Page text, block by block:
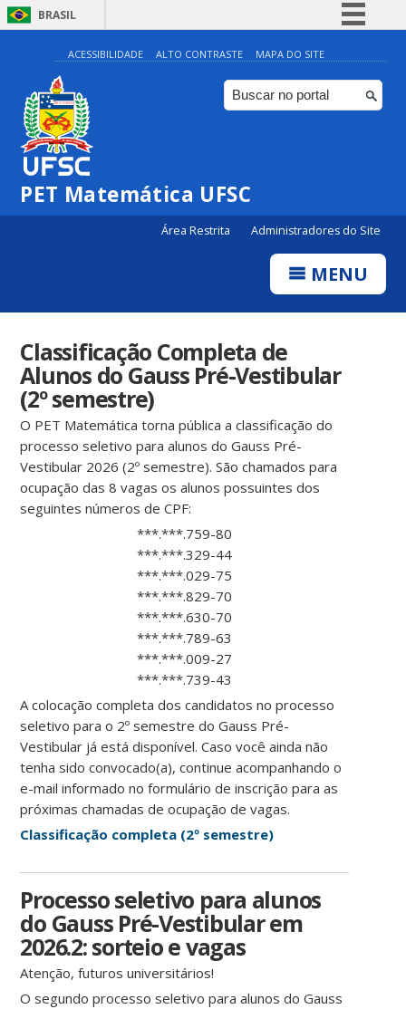
BRASIL
Simplifique!
Comunica BR
Participe
ACESSIBILIDADE ALTO CONTRASTE MAPA DO SITE
PET Matemática UFSC
Área Restrita Administradores do Site
MENU
Classificação Completa de
Alunos do Gauss Pré-Vestibular
(2º semestre)
O PET Matemática torna pública a classificação do
processo seletivo para alunos do Gauss Pré-
Vestibular 2026 (2º semestre). São chamados para
ocupação das 8 vagas os alunos possuintes dos
seguintes números de CPF:
***.***.759-80
***.***.329-44
***.***.029-75
***.***.829-70
***.***.630-70
***.***.789-63
***.***.009-27
***.***.739-43
A colocação completa dos candidatos no processo
seletivo para o 2º semestre do Gauss Pré-
Vestibular já está disponível. Caso você ainda não
tenha sido convocado(a), continue acompanhando o
e-mail informado no formulário de inscrição para as
próximas chamadas de ocupação de vagas.
Classificação completa (2º semestre)
Processo seletivo para alunos
do Gauss Pré-Vestibular em
2026.2: sorteio e vagas
Atenção, futuros universitários!
O segundo processo seletivo para alunos do Gauss